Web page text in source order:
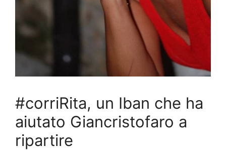
#corriRita, un Iban che ha
aiutato Giancristofaro a
ripartire